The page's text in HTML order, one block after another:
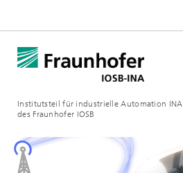
Institutsteil für industrielle Automation INA
des Fraunhofer IOSB